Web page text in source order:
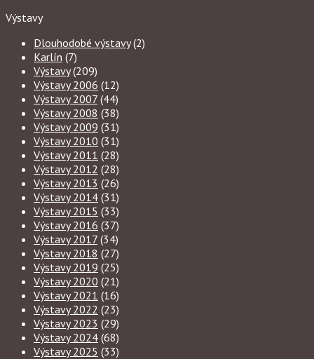
Výstavy
Dlouhodobé výstavy(2)
Karlín (7)
Výstavy(209)
Výstavy 2006 (12)
Výstavy 2007 (44)
Výstavy 2008 (38)
Výstavy 2009 (31)
Výstavy 2010 (31)
Výstavy 2011 (28)
Výstavy 2012 (28)
Výstavy 2013 (26)
Výstavy 2014 (31)
Výstavy 2015 (33)
Výstavy 2016 (37)
Výstavy 2017 (34)
Výstavy 2018 (27)
Výstavy 2019 (25)
Výstavy 2020 (21)
Výstavy 2021 (16)
Výstavy 2022 (23)
Výstavy 2023 (29)
Výstavy 2024 (68)
Výstavy 2025 (33)